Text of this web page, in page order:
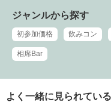
ジャンルから探す
初参加価格 飲みコン
相席Bar
よく一緒に見られてい